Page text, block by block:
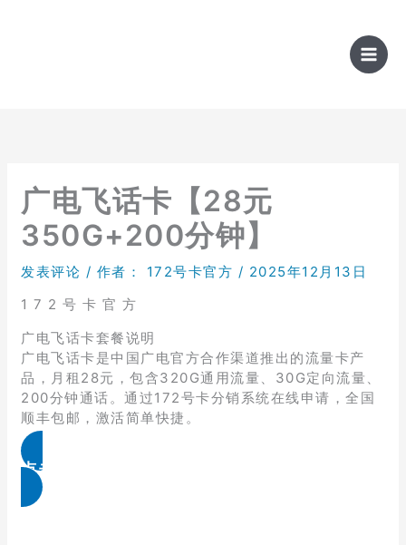
广电飞话卡【28元
350G+200分钟】
发表评论 / 作者： 172号卡官方 / 2025年12月13日
1 7 2 号 卡 官 方
广电飞话卡套餐说明
广电飞话卡是中国广电官方合作渠道推出的流量卡产
品，月租28元，包含320G通用流量、30G定向流量、
200分钟通话。通过172号卡分销系统在线申请，全国
顺丰包邮，激活简单快捷。
点击免费领取